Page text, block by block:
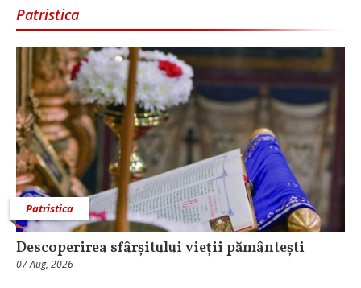
Patristica
Patristica
Descoperirea sfârșitului vieții pământești
07 Aug, 2026